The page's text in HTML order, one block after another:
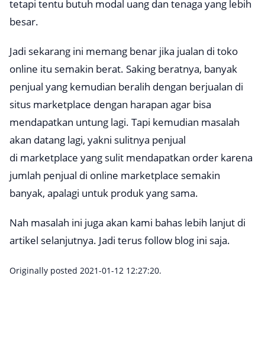
tetapi tentu butuh modal uang dan tenaga yang lebih
besar.
Jadi sekarang ini memang benar jika jualan di toko
online itu semakin berat. Saking beratnya, banyak
penjual yang kemudian beralih dengan berjualan di
situs marketplace dengan harapan agar bisa
mendapatkan untung lagi. Tapi kemudian masalah
akan datang lagi, yakni sulitnya penjual
di marketplace yang sulit mendapatkan order karena
jumlah penjual di online marketplace semakin
banyak, apalagi untuk produk yang sama.
Nah masalah ini juga akan kami bahas lebih lanjut di
artikel selanjutnya. Jadi terusfollow blog ini saja.
Originally posted 2021-01-12 12:27:20.